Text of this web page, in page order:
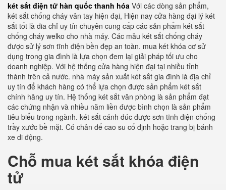
két sắt điện tử hàn quốc thanh hóa Với các dòng sản phẩm,
két sắt chống cháy vân tay hiện đại, Hiện nay cửa hàng đại lý két
sắt tốt là đia chỉ uy tín chuyên cung cấp các sản phẩm két sắt
chống cháy welko cho nhà máy. Các mẫu két sắt chống cháy
được sử lý sơn tĩnh điện bền đẹp an toàn. mua két khóa cơ sử
dụng trong gia đình là lựa chọn đem lại giải pháp tối ưu cho
doanh nghiệp. Với hệ thống cửa hàng hiện đại tại nhiều tỉnh
thành trên cả nước. nhà máy sản xuất két sắt gia đình là địa chỉ
uy tín để khách hàng có thể lựa chọn được sản phẩm két sắt
chính hãng uy tín. Hệ thống két sắt văn phòng là sản phẩm đạt
các chứng nhận và nhiều năm liền được bình chọn là sản phẩm
tiêu biểu trong ngành. két sắt cánh đúc được sơn tĩnh điện chống
trầy xước bề mặt. Có chân đế cao su cố định hoặc trang bị bánh
xe di động.
Chỗ mua két sắt khóa điện
tử